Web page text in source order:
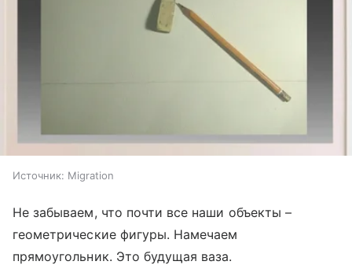
Источник: Migration
Не забываем, что почти все наши объекты –
геометрические фигуры. Намечаем
прямоугольник. Это будущая ваза.